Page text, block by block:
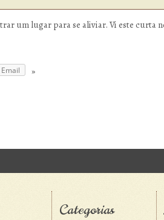
um lugar para se aliviar. Vi este curta
Email
Categorias